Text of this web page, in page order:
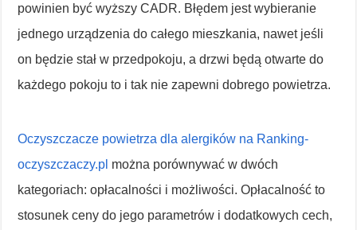
powinien być wyższy CADR. Błędem jest wybieranie
jednego urządzenia do całego mieszkania, nawet jeśli
on będzie stał w przedpokoju, a drzwi będą otwarte do
każdego pokoju to i tak nie zapewni dobrego powietrza.
Oczyszczacze powietrza dla alergików na Ranking-
oczyszczaczy.pl można porównywać w dwóch
kategoriach: opłacalności i możliwości. Opłacalność to
stosunek ceny do jego parametrów i dodatkowych cech,